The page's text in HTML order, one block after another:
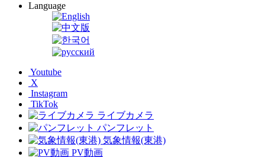
Language
Youtube
X
Instagram
TikTok
ライブカメラ
パンフレット
気象情報(東港)
PV動画